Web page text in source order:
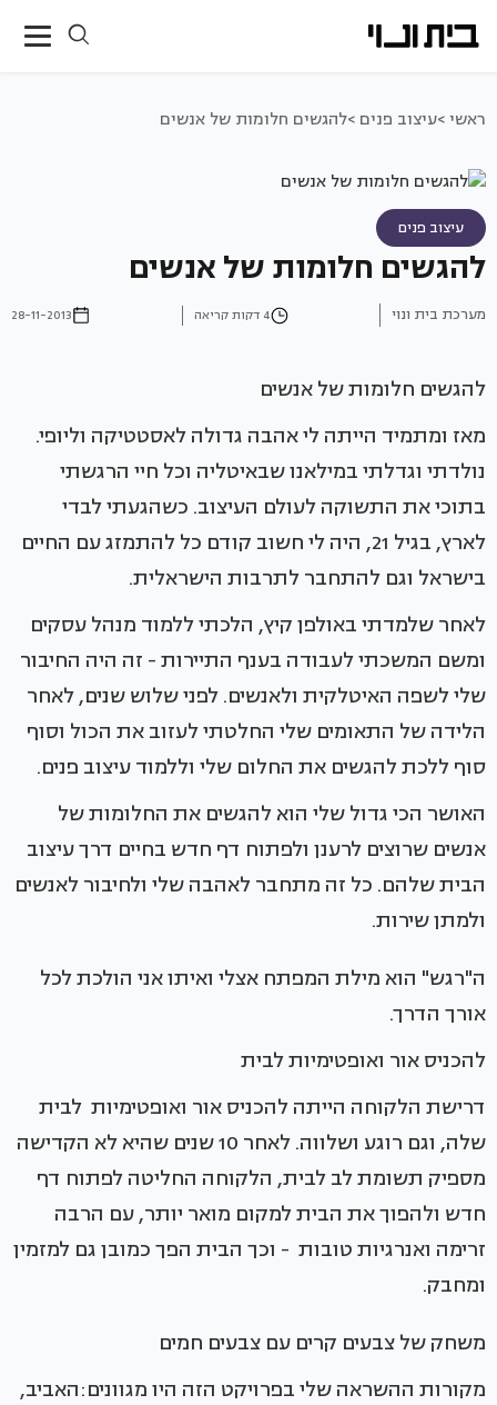
ראשי >עיצוב פנים >להגשים חלומות של אנשים
עיצוב פנים
להגשים חלומות של אנשים
מערכת בית ונוי 4 דקות קריאה 28-11-2013
להגשים חלומות של אנשים
מאז ומתמיד הייתה לי אהבה גדולה לאסטטיקה וליופי.
נולדתי וגדלתי במילאנו שבאיטליה וכל חיי הרגשתי
בתוכי את התשוקה לעולם העיצוב. כשהגעתי לבדי
לארץ, בגיל 21, היה לי חשוב קודם כל להתמזג עם החיים
בישראל וגם להתחבר לתרבות הישראלית.
לאחר שלמדתי באולפן קיץ, הלכתי ללמוד מנהל עסקים
ומשם המשכתי לעבודה בענף התיירות - זה היה החיבור
שלי לשפה האיטלקית ולאנשים. לפני שלוש שנים, לאחר
הלידה של התאומים שלי החלטתי לעזוב את הכול וסוף
סוף ללכת להגשים את החלום שלי וללמוד עיצוב פנים.
האושר הכי גדול שלי הוא להגשים את החלומות של
אנשים שרוצים לרענן ולפתוח דף חדש בחיים דרך עיצוב
הבית שלהם. כל זה מתחבר לאהבה שלי ולחיבור לאנשים
ולמתן שירות.
ה"רגש" הוא מילת המפתח אצלי ואיתו אני הולכת לכל
אורך הדרך.
להכניס אור ואופטימיות לבית
דרישת הלקוחה הייתה להכניס אור ואופטימיות לבית
שלה, וגם רוגע ושלווה. לאחר 10 שנים שהיא לא הקדישה
מספיק תשומת לב לבית, הלקוחה החליטה לפתוח דף
חדש ולהפוך את הבית למקום מואר יותר, עם הרבה
זרימה ואנרגיות טובות - וכך הבית הפך כמובן גם למזמין
ומחבק.
משחק של צבעים קרים עם צבעים חמים
מקורות ההשראה שלי בפרויקט הזה היו מגוונים:האביב,